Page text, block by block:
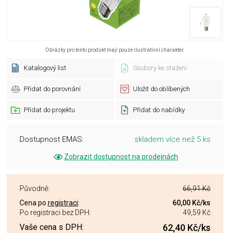
Obrázky pro tento produkt mají pouze ilustrativní charakter.
Katalogový list Soubory ke stažení
Přidat do porovnání Uložit do oblíbených
Přidat do projektu Přidat do nabídky
Dostupnost EMAS: skladem více než 5 ks
Zobrazit dostupnost na prodejnách
Původně:
66,91 Kč
Cena po registraci: 60,00 Kč/ks
Po registraci bez DPH:
49,59 Kč
Vaše cena s DPH: 62,40 Kč/ks